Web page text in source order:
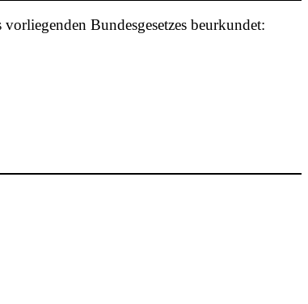
Bundesgesetzes beurkundet: